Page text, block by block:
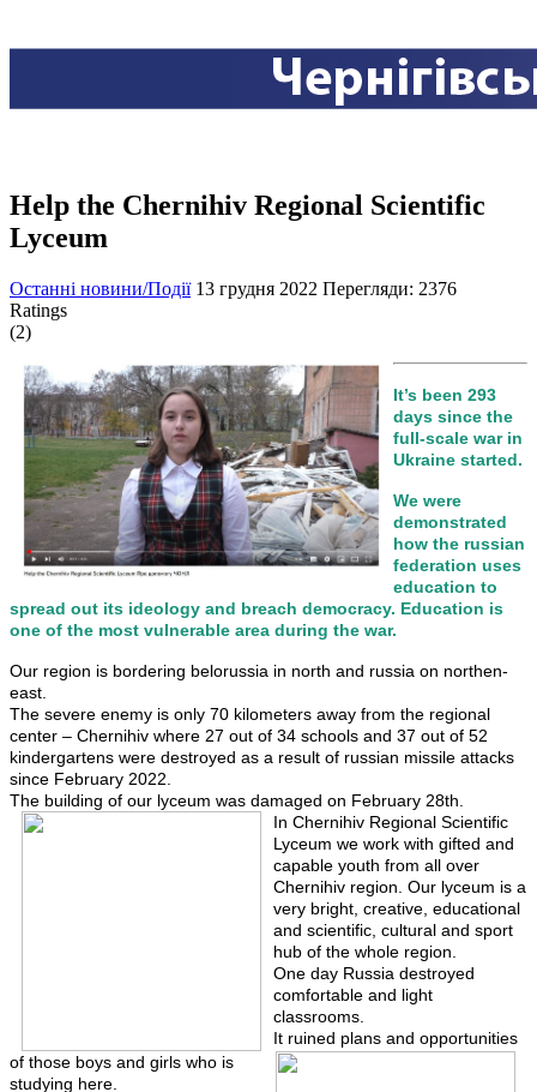
Help the Chernihiv Regional Scientific
Lyceum
Останні новини/Події 13 грудня 2022 Перегляди: 2376
Ratings
(2)
It’s been 293
days since the
full-scale war in
Ukraine started.
We were
demonstrated
how the russian
federation uses
education to
spread out its ideology and breach democracy. Education is
one of the most vulnerable area during the war.
Our region is bordering belorussia in north and russia on northen-
east.
The severe enemy is only 70 kilometers away from the regional
center – Chernihiv where 27 out of 34 schools and 37 out of 52
kindergartens were destroyed as a result of russian missile attacks
since February 2022.
The building of our lyceum was damaged on February 28th.
In Chernihiv Regional Scientific
Lyceum we work with gifted and
capable youth from all over
Chernihiv region. Our lyceum is a
very bright, creative, educational
and scientific, cultural and sport
hub of the whole region.
One day Russia destroyed
comfortable and light
classrooms.
It ruined plans and opportunities
of those boys and girls who is
studying here.